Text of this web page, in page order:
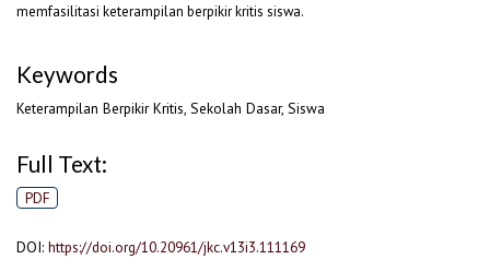
memfasilitasi keterampilan berpikir kritis siswa.
Keywords
Keterampilan Berpikir Kritis, Sekolah Dasar, Siswa
Full Text:
PDF
DOI: https://doi.org/10.20961/jkc.v13i3.111169